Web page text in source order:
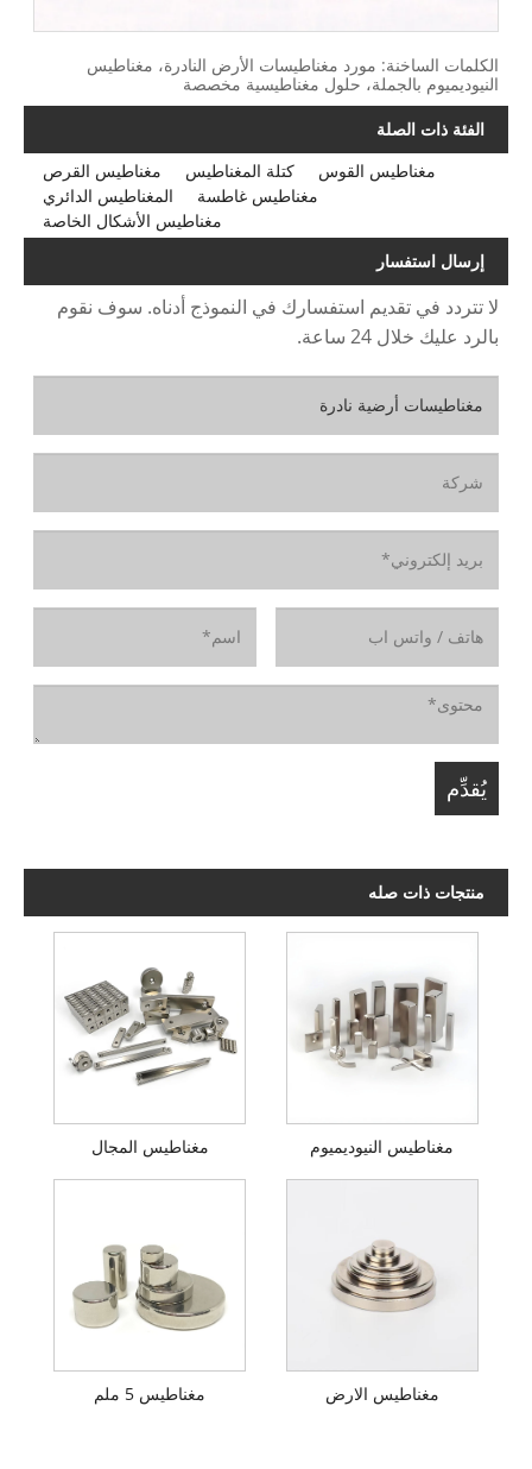
الكلمات الساخنة: مورد مغناطيسات الأرض النادرة، مغناطيس
النيوديميوم بالجملة، حلول مغناطيسية مخصصة
الفئة ذات الصلة
مغناطيس القرص
كتلة المغناطيس
مغناطيس القوس
المغناطيس الدائري
مغناطيس غاطسة
مغناطيس الأشكال الخاصة
إرسال استفسار
لا تتردد في تقديم استفسارك في النموذج أدناه. سوف نقوم
بالرد عليك خلال 24 ساعة.
منتجات ذات صله
مغناطيس المجال مغناطيس النيوديميوم
مغناطيس 5 ملم مغناطيس الارض